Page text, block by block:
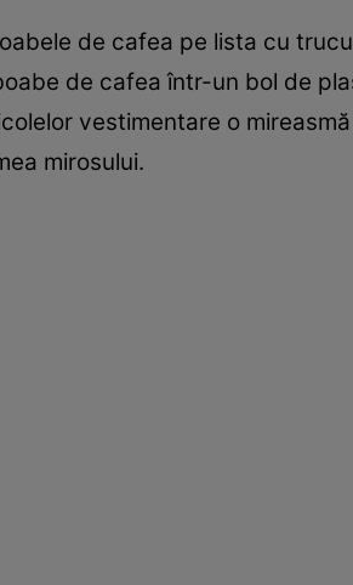
de cafea pe lista cu
de cafea într-un bol de
vestimentare o
mirosului.